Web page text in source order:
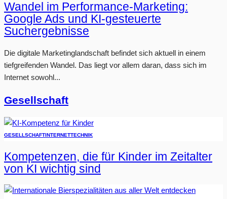
Wandel im Performance-Marketing:
Google Ads und KI-gesteuerte
Suchergebnisse
Die digitale Marketinglandschaft befindet sich aktuell in einem
tiefgreifenden Wandel. Das liegt vor allem daran, dass sich im
Internet sowohl...
Gesellschaft
GESELLSCHAFTINTERNETTECHNIK
Kompetenzen, die für Kinder im Zeitalter
von KI wichtig sind